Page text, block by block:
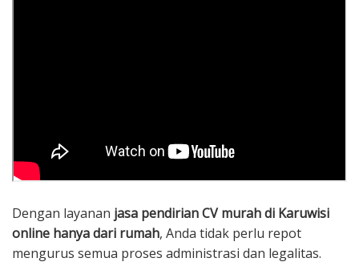
Dengan layanan jasa pendirian CV murah di Karuwisi
online hanya dari rumah, Anda tidak perlu repot
mengurus semua proses administrasi dan legalitas.